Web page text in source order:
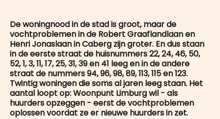
De woningnood in de stad is groot, maar de
vochtproblemen in de Robert Graaflandlaan en
Henri Jonaslaan in Caberg zijn groter. En dus staan
in de eerste straat de huisnummers 22, 24, 46, 50,
52, 1, 3, 11, 17, 25, 31, 39 en 41 leeg en in de andere
straat de nummers 94, 96, 98, 89, 113, 115 en 123.
Twintig woningen die soms al jaren leeg staan. Het
aantal loopt op: Woonpunt Limburg wil - als
huurders opzeggen - eerst de vochtproblemen
oplossen voordat ze er nieuwe huurders in zet.